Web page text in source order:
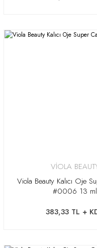
VİOLA
Viola Beauty Kalıcı Oje
#0006 13 ml
383,33 TL +